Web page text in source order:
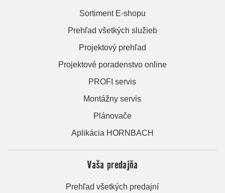
Sortiment E-shopu
Prehľad všetkých služieb
Projektový prehľad
Projektové poradenstvo online
PROFI servis
Montážny servis
Plánovače
Aplikácia HORNBACH
Vaša predajňa
Prehľad všetkých predajní